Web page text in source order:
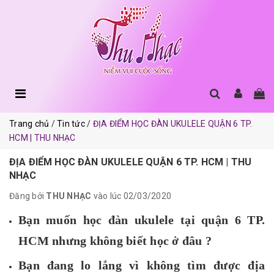
Trang chủ Tin tức
ĐỊA ĐIỂM HỌC ĐÀN UKULELE QUẬN 6 TP.
HCM | THU NHẠC
ĐỊA ĐIỂM HỌC ĐÀN UKULELE QUẬN 6 TP. HCM | THU
NHẠC
Đăng bởi THU NHẠC vào lúc 02/03/2020
Bạn muốn học đàn ukulele tại quận 6 TP.
HCMnhưng không biết học ở đâu ?
Bạn đang lo lắng vì không tìm được địa